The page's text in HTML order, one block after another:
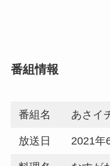
番組情報
番組名 あさイ
放送日 2021年